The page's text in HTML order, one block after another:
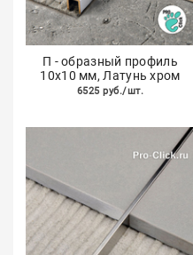
П - образный профиль
10х10 мм, Латунь хром
6525 руб./шт.